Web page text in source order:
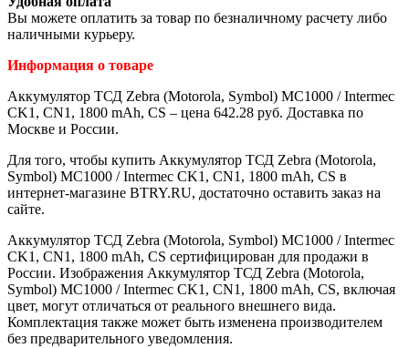
Вы можете оплатить за товар по безналичному расчету либо
наличными курьеру.
Информация о товаре
Аккумулятор ТСД Zebra (Motorola, Symbol) MC1000 / Intermec
CK1, CN1, 1800 mAh, CS – цена 642.28 руб. Доставка по
Москве и России.
Для того, чтобы купить Аккумулятор ТСД Zebra (Motorola,
Symbol) MC1000 / Intermec CK1, CN1, 1800 mAh, CS в
интернет-магазине BTRY.RU, достаточно оставить заказ на
сайте.
Аккумулятор ТСД Zebra (Motorola, Symbol) MC1000 / Intermec
CK1, CN1, 1800 mAh, CS сертифицирован для продажи в
России. Изображения Аккумулятор ТСД Zebra (Motorola,
Symbol) MC1000 / Intermec CK1, CN1, 1800 mAh, CS, включая
цвет, могут отличаться от реального внешнего вида.
Комплектация также может быть изменена производителем
без предварительного уведомления.